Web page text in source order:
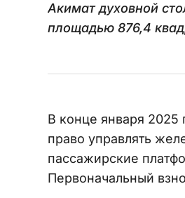
Акимат духовной
площадью 876,4
В конце января 2025
право управлять
пассажирские
Первоначальный